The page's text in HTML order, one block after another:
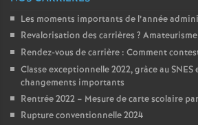
Les moments importants de l’année
Revalorisation des carrières ?
Rendez-vous de carrière : Comment
Classe exceptionnelle 2022, gràce au SNES
changements importants
Rentrée 2022 – Mesure de carte scolaire
Rupture conventionnelle 2024